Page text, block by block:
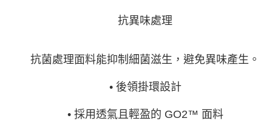
抗異味處理
抗菌處理面料能抑制細菌滋生，避免異味產生。
• 後領掛環設計
• 採用透氣且輕盈的 GO2™ 面料